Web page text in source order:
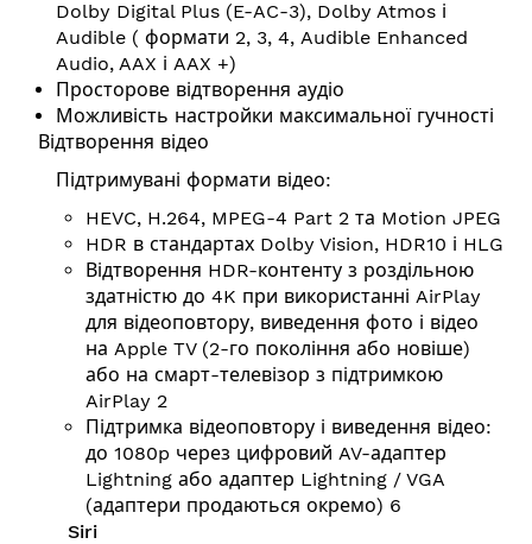
Dolby Digital Plus (E-AC-3), Dolby Atmos і
Audible ( формати 2, 3, 4, Audible Enhanced
Audio, AAX і AAX +)
Просторове відтворення аудіо
Можливість настройки максимальної гучності
Відтворення відео
Підтримувані формати відео:
HEVC, H.264, MPEG-4 Part 2 та Motion JPEG
HDR в стандартах Dolby Vision, HDR10 і HLG
Відтворення HDR-контенту з роздільною
здатністю до 4K при використанні AirPlay
для відеоповтору, виведення фото і відео
на Apple TV (2-го покоління або новіше)
або на смарт-телевізор з підтримкою
AirPlay 2
Підтримка відеоповтору і виведення відео:
до 1080p через цифровий AV-адаптер
Lightning або адаптер Lightning / VGA
(адаптери продаються окремо) 6
Siri